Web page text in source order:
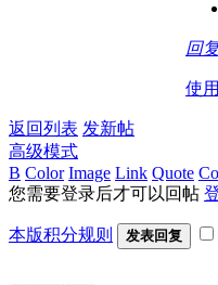
回
使
返回列表 发新帖
高级模式
B Color Image Link Quote
您需要登录后才可以回帖
本版积分规则 发表回复